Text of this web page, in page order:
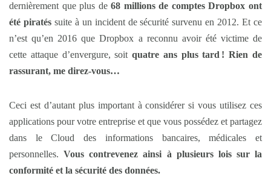
dernièrement que plus de68 millions de comptes Dropbox ont
été piratéssuite à un incident de sécurité survenu en 2012. Et ce
n’est qu’en 2016 que Dropbox a reconnu avoir été victime de
cette attaque d’envergure, soitquatre ans plus tard ! Rien de
rassurant, me direz-vous…
Ceci est d’autant plus important à considérer si vous utilisez ces
applications pour votre entreprise et que vous possédez et partagez
dans le Cloud des informations bancaires, médicales et
personnelles.Vous contrevenez ainsi à plusieurs lois sur la
conformité et la sécurité des données.